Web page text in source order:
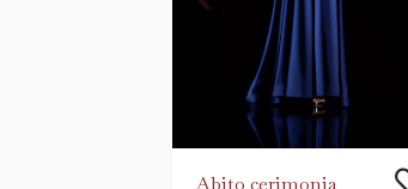
Abito cerimonia